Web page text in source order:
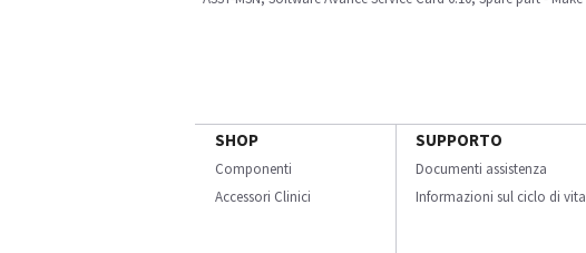
SHOP
Componenti
Accessori Clinici
SUPPORTO
Documenti assistenza
Informazioni sul ciclo di vita